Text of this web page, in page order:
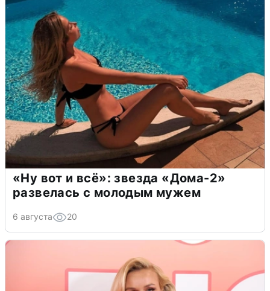
«Ну вот и всё»: звезда «Дома-2»
развелась с молодым мужем
6 августа 20